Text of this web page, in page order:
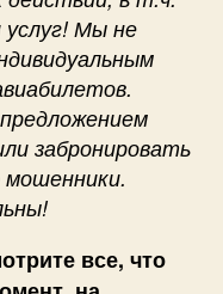
Мы не
забронировать
все, что